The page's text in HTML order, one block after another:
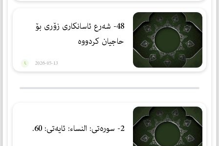
48- شەرع ئاسانكاری زۆری بۆ
حاجیان كردووە
2026-05-13
2- سورەتی: النساء: ئایەتی: 60.